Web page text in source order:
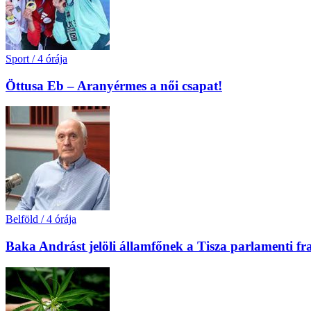
Sport / 4 órája
Öttusa Eb – Aranyérmes a női csapat!
Belföld / 4 órája
Baka Andrást jelöli államfőnek a Tisza parlamenti